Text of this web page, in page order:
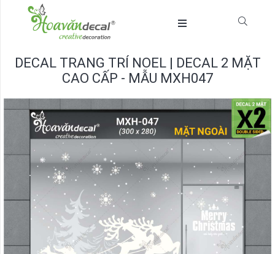
DECAL TRANG TRÍ NOEL | DECAL 2 MẶT
CAO CẤP - MẪU MXH047